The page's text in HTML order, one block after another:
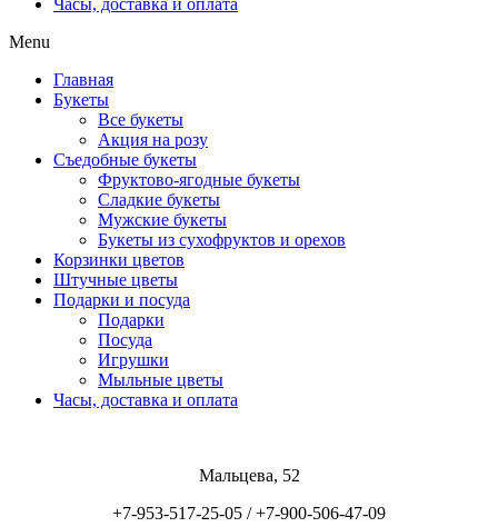
Часы, доставка и оплата
Menu
Главная
Букеты
Все букеты
Акция на розу
Съедобные букеты
Фруктово-ягодные букеты
Сладкие букеты
Мужские букеты
Букеты из сухофруктов и орехов
Корзинки цветов
Штучные цветы
Подарки и посуда
Подарки
Посуда
Игрушки
Мыльные цветы
Часы, доставка и оплата
Мальцева, 52
+7-953-517-25-05 /+7-900-506-47-09